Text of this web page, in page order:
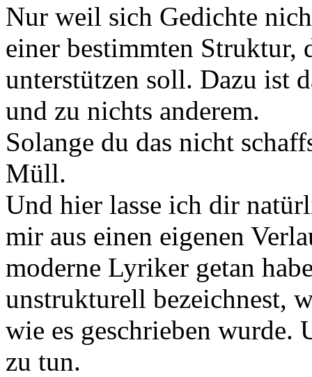
Nur weil sich Gedichte
einer bestimmten Struktur,
unterstützen soll. Dazu ist
und zu nichts anderem.
Solange du das nicht
Müll.
Und hier lasse ich dir
mir aus einen eigenen
moderne Lyriker getan
unstrukturell bezeichnest,
wie es geschrieben wurde.
zu tun.